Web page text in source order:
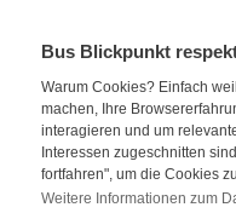
Bus Blickpunkt
Warum Cookies? Einfach
machen, Ihre
interagieren und um
Interessen zugeschnitten
fortfahren", um die Cookies
Weitere Informationen zum